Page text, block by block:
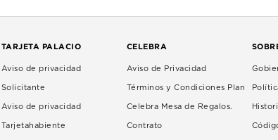
TARJETA PALACIO
Aviso de privacidad
Solicitante
Aviso de privacidad
Tarjetahabiente
CELEBRA
Aviso de Privacidad
Términos y Condiciones Plan
Celebra Mesa de Regalos.
Contrato